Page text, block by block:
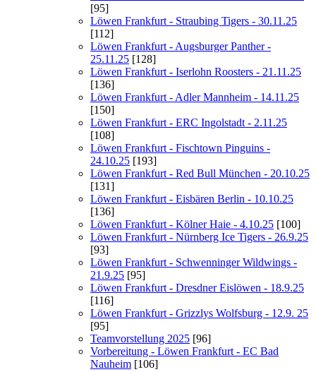
[95]
Löwen Frankfurt - Straubing Tigers - 30.11.25
[112]
Löwen Frankfurt - Augsburger Panther -
25.11.25 [128]
Löwen Frankfurt - Iserlohn Roosters - 21.11.25
[136]
Löwen Frankfurt - Adler Mannheim - 14.11.25
[150]
Löwen Frankfurt - ERC Ingolstadt - 2.11.25
[108]
Löwen Frankfurt - Fischtown Pinguins -
24.10.25 [193]
Löwen Frankfurt - Red Bull München - 20.10.25
[131]
Löwen Frankfurt - Eisbären Berlin - 10.10.25
[136]
Löwen Frankfurt - Kölner Haie - 4.10.25 [100]
Löwen Frankfurt - Nürnberg Ice Tigers - 26.9.25
[93]
Löwen Frankfurt - Schwenninger Wildwings -
21.9.25 [95]
Löwen Frankfurt - Dresdner Eislöwen - 18.9.25
[116]
Löwen Frankfurt - Grizzlys Wolfsburg - 12.9. 25
[95]
Teamvorstellung 2025 [96]
Vorbereitung - Löwen Frankfurt - EC Bad
Nauheim [106]